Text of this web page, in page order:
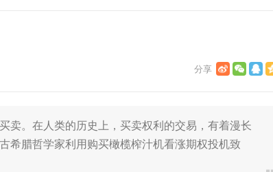
卖。在人类的历史上，买卖权利的交易，有着漫长
希腊哲学家利用购买橄榄榨汁机看涨期权投机致